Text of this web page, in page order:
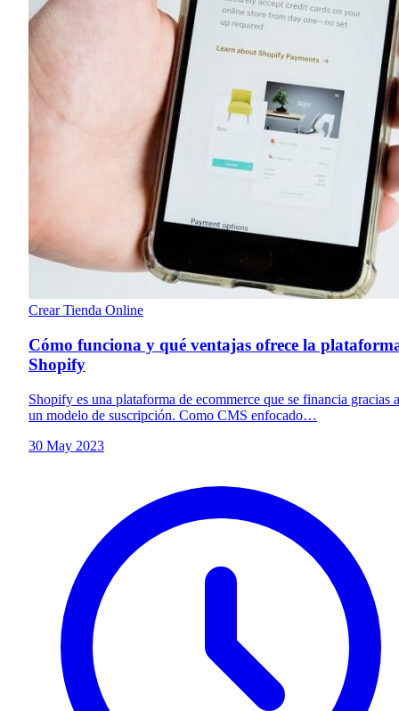
Crear Tienda Online
Cómo funciona y qué ventajas ofrece la
Shopify
Shopify es una plataforma de ecommerce que se financia gracias a
un modelo de suscripción. Como CMS enfocado…
30 May 2023